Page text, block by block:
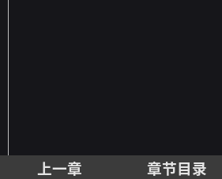
上一章 章节目录